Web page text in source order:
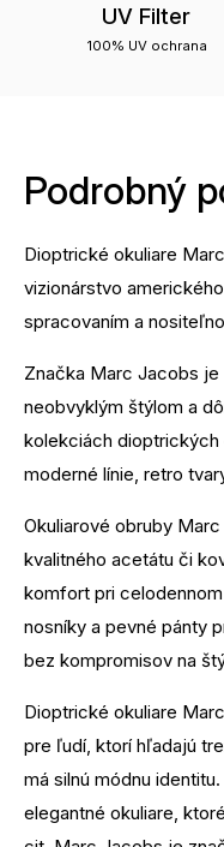
UV Filter
100% UV ochrana
Podrobný
Dioptrické okuliare
vizionárstvo
spracovaním a
Značka Marc Jacobs
neobvyklým štýlom a
kolekciách dioptrických
moderné línie, retro
Okuliarové obruby
kvalitného acetátu či
komfort pri
nosníky a pevné pánty
bez kompromisov na
Dioptrické okuliare
pre ľudí, ktorí hľadajú
má silnú módnu
elegantné okuliare,